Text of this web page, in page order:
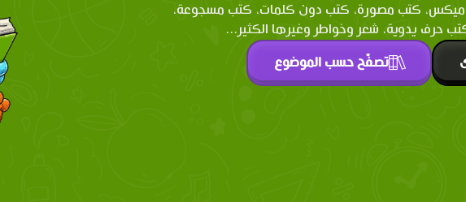
كوميكس، كتب مصورة، كتب دون كلمات، كتب مسجوعة،
حرف يدوية، شعر وخواطر وغيرها الكثير...
تصفّح حسب الموضوع